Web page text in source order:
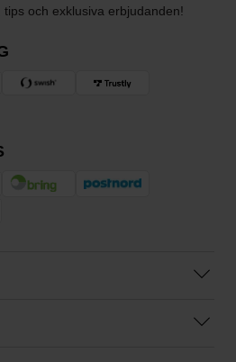
och exklusiva erbjudanden!